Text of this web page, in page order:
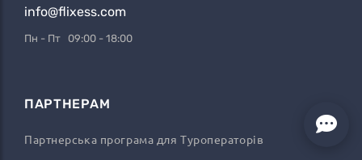
info@flixess.com
Пн - Пт 09:00 - 18:00
ПАРТНЕРАМ
Партнерська програма для Туроператорів